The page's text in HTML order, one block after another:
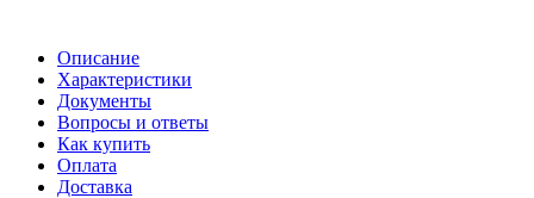
Описание
Характеристики
Документы
Вопросы и ответы
Как купить
Оплата
Доставка